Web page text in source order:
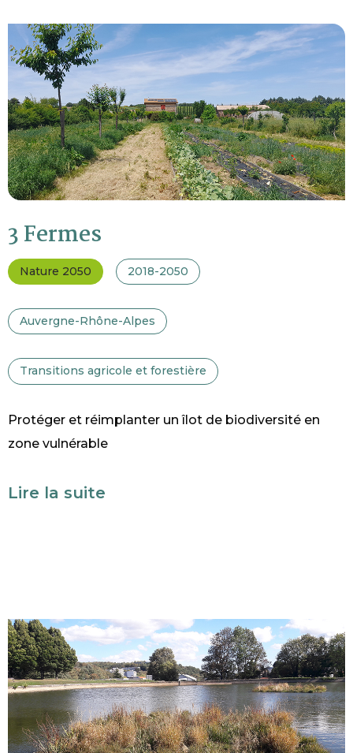
3 Fermes
Nature 2050 2018-2050
Auvergne-Rhône-Alpes
Transitions agricole et forestière
Protéger et réimplanter un îlot de biodiversité en
zone vulnérable
Lire la suite